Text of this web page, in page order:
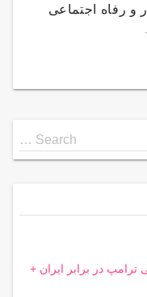
و رفاه اجتماعی
Search …
ترامپ در برابر ایران +